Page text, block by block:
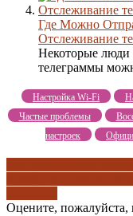
Где Можно
Отслеживание
Некоторые люди
телеграммы
Настройка Wi-Fi
Частые проблемы
настроек
Оцените,